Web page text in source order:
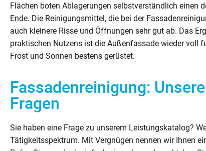
Flächen boten Ablagerungen selbstverständlich einen
Ende. Die Reinigungsmittel, die bei der
auch kleinere Risse und Öffnungen sehr gut ab. Das
praktischen Nutzens ist die Außenfassade wieder voll
Frost und Sonnen bestens gerüstet.
Fassadenreinigung:
Fragen
Sie haben eine Frage zu unserem Leistungskatalog?
Tätigkeitsspektrum. Mit Vergnügen nennen wir Ihnen